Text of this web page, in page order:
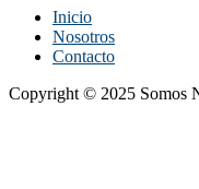
Inicio
Nosotros
Contacto
Copyright © 2025 Somos